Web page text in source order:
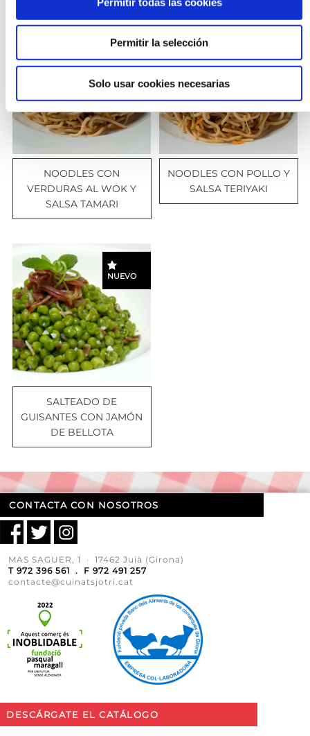
Permitir la selección
Solo usar cookies necesarias
NOODLES CON
VERDURAS AL WOK Y
SALSA TAMARI
NOODLES CON POLLO Y
SALSA TERIYAKI
SALTEADO DE
GUISANTES CON JAMÓN
DE BELLOTA
NUEVO
CONTACTA CON NOSOTROS
MAS SAGUER, 1 · 17462 Juià (Girona)
T 972 396 561 . F 972 491 257
contacte@cuinatsjotri.cat
DESCÁRGATE EL CATÁLOGO